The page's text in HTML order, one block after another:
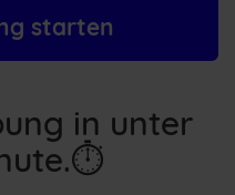
starten
in unter